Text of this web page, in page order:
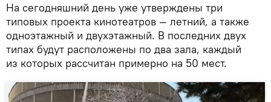
На сегодняшний день уже утверждены три
типовых проекта кинотеатров — летний, а также
одноэтажный и двухэтажный. В последних двух
типах будут расположены по два зала, каждый
из которых рассчитан примерно на 50 мест.